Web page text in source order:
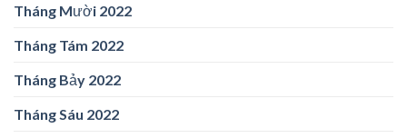
Tháng Mười 2022
Tháng Tám 2022
Tháng Bảy 2022
Tháng Sáu 2022